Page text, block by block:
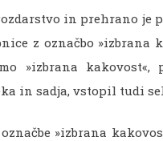
in prehrano je
z označbo »izbrana
»izbrana kakovost«,
in sadja, vstopil tudi
»izbrana